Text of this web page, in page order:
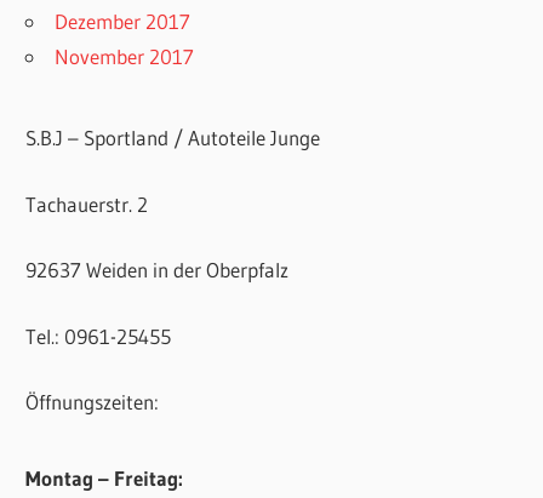
Dezember 2017
November 2017
S.B.J – Sportland / Autoteile Junge
Tachauerstr. 2
92637 Weiden in der Oberpfalz
Tel.: 0961-25455
Öffnungszeiten:
Montag – Freitag: